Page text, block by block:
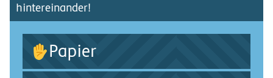
hintereinander!
Papier